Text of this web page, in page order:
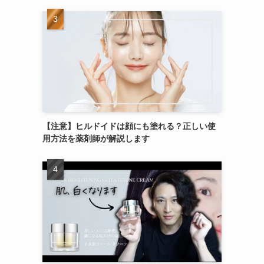
【注意】ヒルドイドは顔にも塗れる？正しい使
用方法を薬剤師が解説します